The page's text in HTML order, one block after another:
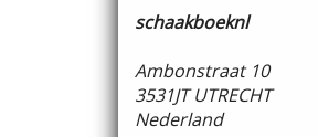
schaakboeknl
Ambonstraat 10
3531JT UTRECHT
Nederland